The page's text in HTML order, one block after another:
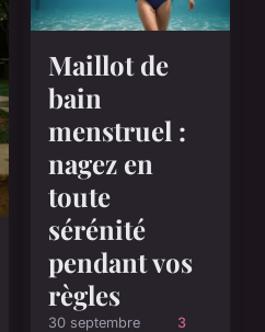
Maillot de
bain
menstruel :
nagez en
toute
sérénité
pendant vos
règles
30 septembre
3